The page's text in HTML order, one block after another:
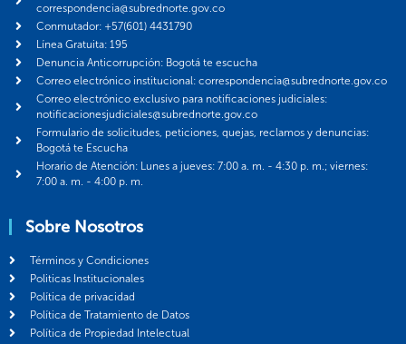
correspondencia@subrednorte.gov.co
Conmutador: +57(601) 4431790
Línea Gratuita: 195
Denuncia Anticorrupción: Bogotá te escucha
Correo electrónico institucional: correspondencia@subrednorte.gov.co
Correo electrónico exclusivo para notificaciones judiciales:
notificacionesjudiciales@subrednorte.gov.co
Formulario de solicitudes, peticiones, quejas, reclamos y denuncias:
Bogotá te Escucha
Horario de Atención: Lunes a jueves: 7:00 a. m. - 4:30 p. m.; viernes:
7:00 a. m. - 4:00 p. m.
Sobre Nosotros
Términos y Condiciones
Politicas Institucionales
Política de privacidad
Política de Tratamiento de Datos
Política de Propiedad Intelectual